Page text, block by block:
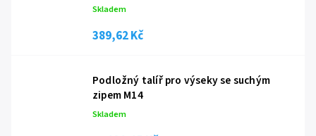
Skladem
389,62 Kč
Podložný talíř pro výseky se suchým
zipem M14
Skladem